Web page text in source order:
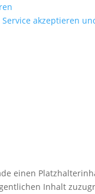
akzeptieren
einen
Inhalt